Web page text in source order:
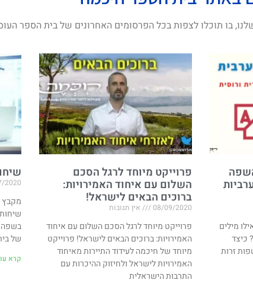
בו תוכלו לצפות בכל הפרסומים האחרונים של בית הספר
ערביות
מילים
כיצד
זרות
פרוייקט מיוחד לרגל הסכם
השלום עם איחוד האמירויות​:
ברוכים הבאים לישראל!
08/09/2020 אין תגובות
פרוייקט מיוחד לרגל הסכם השלום עם איחוד
האמירויות​: ברוכים הבאים לישראל! פרוייקט
מיוחד של חיכמה לעידוד התיירות מאיחוד
האמירויות לישראל ולחיזוק ההיכרות עם
התרבות הישראלית
2020
מקבץ
בשפה
של
קרא